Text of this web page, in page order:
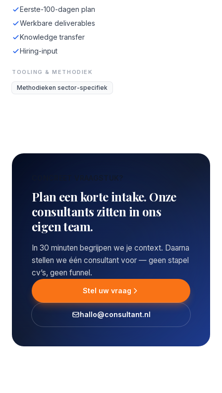
Eerste-100-dagen plan
Werkbare deliverables
Knowledge transfer
Hiring-input
TOOLING & METHODIEK
Methodieken sector-specifiek
CONCREET VRAAGSTUK?
Plan een korte intake. Onze
consultants zitten in ons
eigen team.
In 30 minuten begrijpen we je context. Daarna
stellen we één consultant voor — geen stapel
cv’s, geen funnel.
Stel uw vraag
hallo@consultant.nl